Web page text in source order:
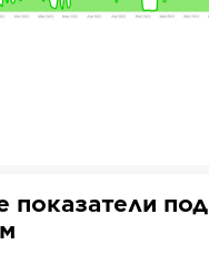
показатели под